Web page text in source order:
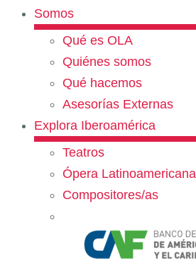
Somos
Qué es OLA
Quiénes somos
Qué hacemos
Asesorías Externas
Explora Iberoamérica
Teatros
Ópera Latinoamericana
Compositores/as